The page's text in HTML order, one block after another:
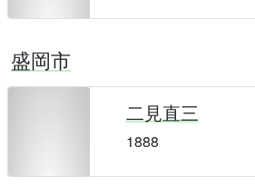
盛岡市
二見直三
1888